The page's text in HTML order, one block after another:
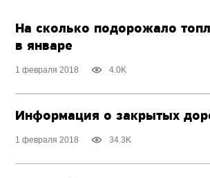
На сколько подорожало
в январе
1 февраля 2018 4.0K
Информация о закрытых
1 февраля 2018 34.3K